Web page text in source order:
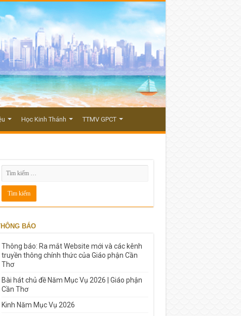
Học Kinh Thánh TTMV GPCT
BÁO
Thông báo: Ra mắt Website mới và các kênh
truyền thông chính thức của Giáo phận Cần
Thơ
Bài hát chủ đề Năm Mục Vụ 2026 | Giáo phận
Cần Thơ
Kinh Năm Mục Vụ 2026